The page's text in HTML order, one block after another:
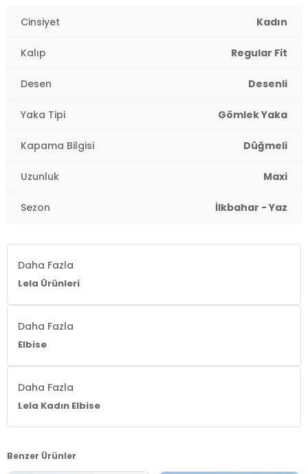
Mevsim:
Yaka Tipi:
Kapama Şekli:
Uzunluk:Maxi
Kalıp Bilgisi:Regular Fit
Yaş Grubu:
Cinsiyet Kadın
Kalıp Regular Fit
Desen Desenli
Yaka Tipi Gömlek Yaka
Kapama Bilgisi Düğmeli
Uzunluk Maxi
Sezon İlkbahar - Yaz
Daha Fazla
Lela Ürünleri
Daha Fazla
Elbise
Daha Fazla
Lela Kadın Elbise
Benzer Ürünler